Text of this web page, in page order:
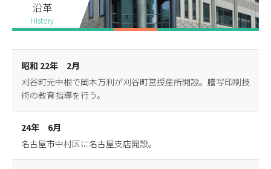
沿革
History
昭和 22年 2月
刈谷町元中根で岡本万利が刈谷町営授産所開設。謄写印刷技
術の教育指導を行う。
24年 6月
名古屋市中村区に名古屋支店開設。